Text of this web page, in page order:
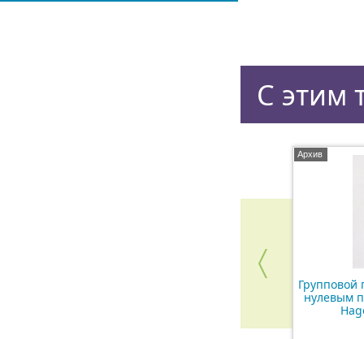
С этим
Архив
Групповой
нулевым